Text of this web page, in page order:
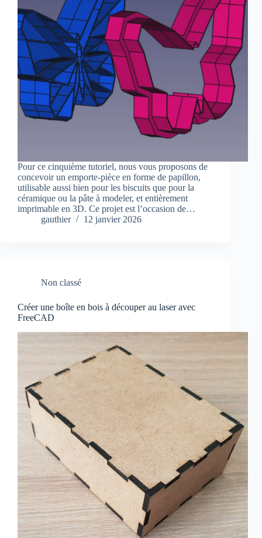
Pour ce cinquième tutoriel, nous vous proposons de
concevoir un emporte-pièce en forme de papillon,
utilisable aussi bien pour les biscuits que pour la
céramique ou la pâte à modeler, et entièrement
imprimable en 3D. Ce projet est l’occasion de…
gauthier
12 janvier 2026
Non classé
Créer une boîte en bois à découper au laser avec
FreeCAD